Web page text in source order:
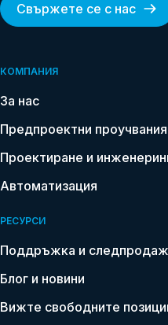
Name
*
Email
Свържете се с нас
КОМПАНИЯ
За нас
Предпроектни
Проектиране и
Автоматизация
РЕСУРСИ
Поддръжка и
Блог и новини
Вижте свободните